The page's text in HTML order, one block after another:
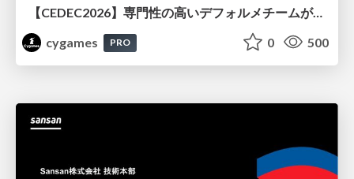
【CEDEC2026】専門性の高いデフォルメチームが挑んだ人材育成戦略 〜Cygames Academiaの企画から実施まで〜
cygames
PRO 0 500